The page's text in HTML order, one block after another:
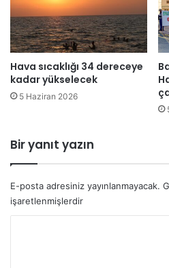
l
e
m
i
z
d
e
ı
l
B
Hava sıcaklığı 34 dereceye
kadar yükselecek
5 Haziran 2026
Bir yanıt yazın
E-posta adresiniz yayınlanmayacak.
işaretlenmişlerdir